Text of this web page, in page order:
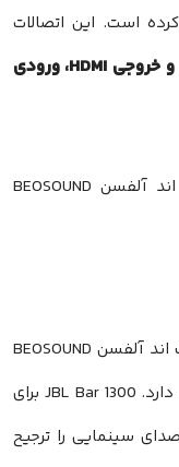
است. این اتصالات
بلوتوث نسخه 4.2، وای فای، ورودی و خروجی HDMI، ورودی
انتخاب بین دو ساندبار JBL Bar 1300 و بنگ اند آلفسن BEOSOUND
STAGE به نیازها و اولویت‌های شما بستگی دارد. JBL Bar 1300 برای
سینمایی را ترجیح